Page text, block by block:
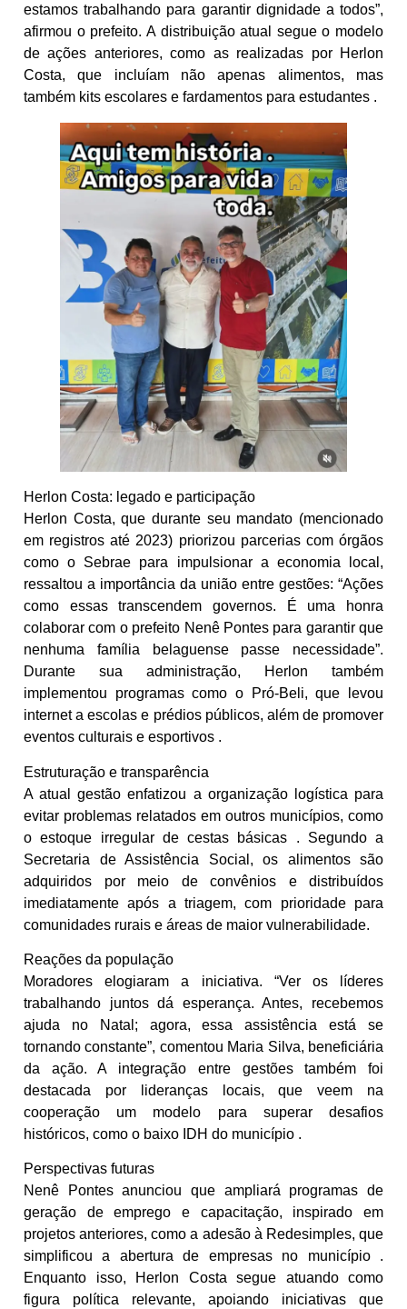
estamos trabalhando para garantir dignidade a todos”,
afirmou o prefeito. A distribuição atual segue o modelo
de ações anteriores, como as realizadas por Herlon
Costa, que incluíam não apenas alimentos, mas
também kits escolares e fardamentos para estudantes .
Herlon Costa: legado e participação
Herlon Costa, que durante seu mandato (mencionado
em registros até 2023) priorizou parcerias com órgãos
como o Sebrae para impulsionar a economia local,
ressaltou a importância da união entre gestões: “Ações
como essas transcendem governos. É uma honra
colaborar com o prefeito Nenê Pontes para garantir que
nenhuma família belaguense passe necessidade”.
Durante sua administração, Herlon também
implementou programas como o Pró-Beli, que levou
internet a escolas e prédios públicos, além de promover
eventos culturais e esportivos .
Estruturação e transparência
A atual gestão enfatizou a organização logística para
evitar problemas relatados em outros municípios, como
o estoque irregular de cestas básicas . Segundo a
Secretaria de Assistência Social, os alimentos são
adquiridos por meio de convênios e distribuídos
imediatamente após a triagem, com prioridade para
comunidades rurais e áreas de maior vulnerabilidade.
Reações da população
Moradores elogiaram a iniciativa. “Ver os líderes
trabalhando juntos dá esperança. Antes, recebemos
ajuda no Natal; agora, essa assistência está se
tornando constante”, comentou Maria Silva, beneficiária
da ação. A integração entre gestões também foi
destacada por lideranças locais, que veem na
cooperação um modelo para superar desafios
históricos, como o baixo IDH do município .
Perspectivas futuras
Nenê Pontes anunciou que ampliará programas de
geração de emprego e capacitação, inspirado em
projetos anteriores, como a adesão à Redesimples, que
simplificou a abertura de empresas no município .
Enquanto isso, Herlon Costa segue atuando como
figura política relevante, apoiando iniciativas que